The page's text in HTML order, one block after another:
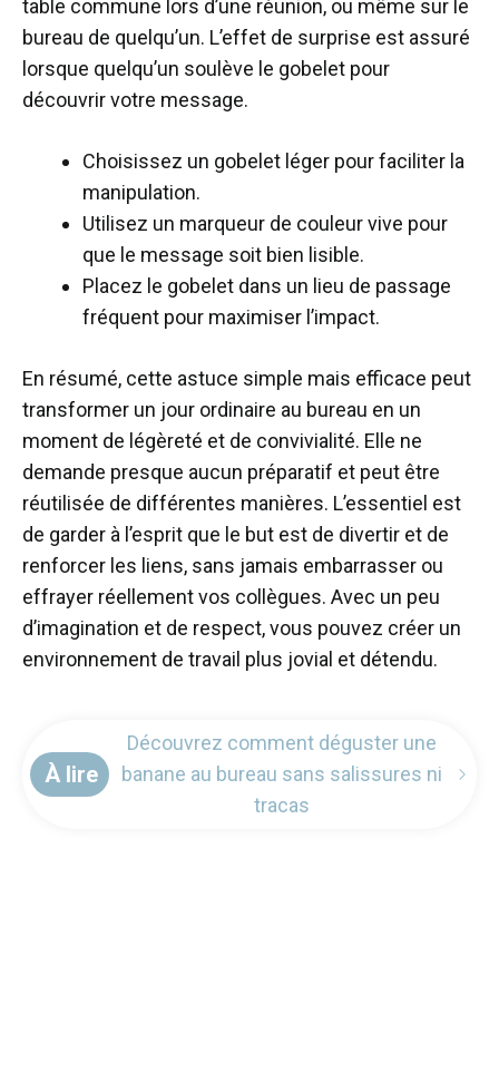
table commune lors d’une réunion, ou même sur le
bureau de quelqu’un. L’effet de surprise est assuré
lorsque quelqu’un soulève le gobelet pour
découvrir votre message.
Choisissez un gobelet léger pour faciliter la
manipulation.
Utilisez un marqueur de couleur vive pour
que le message soit bien lisible.
Placez le gobelet dans un lieu de passage
fréquent pour maximiser l’impact.
En résumé, cette astuce simple mais efficace peut
transformer un jour ordinaire au bureau en un
moment de légèreté et de convivialité. Elle ne
demande presque aucun préparatif et peut être
réutilisée de différentes manières. L’essentiel est
de garder à l’esprit que le but est de divertir et de
renforcer les liens, sans jamais embarrasser ou
effrayer réellement vos collègues. Avec un peu
d’imagination et de respect, vous pouvez créer un
environnement de travail plus jovial et détendu.
À lire
Découvrez comment déguster une
banane au bureau sans salissures ni
tracas